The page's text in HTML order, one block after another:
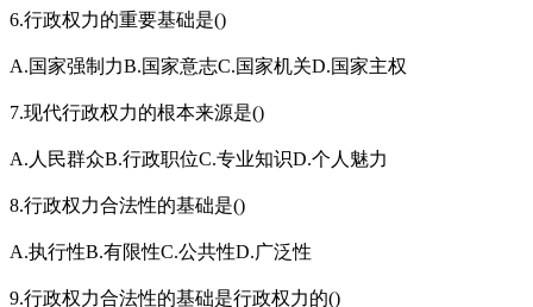
6.行政权力的重要基础是()
A.国家强制力B.国家意志C.国家机关D.国家主权
7.现代行政权力的根本来源是()
A.人民群众B.行政职位C.专业知识D.个人魅力
8.行政权力合法性的基础是()
A.执行性B.有限性C.公共性D.广泛性
9.行政权力合法性的基础是行政权力的()